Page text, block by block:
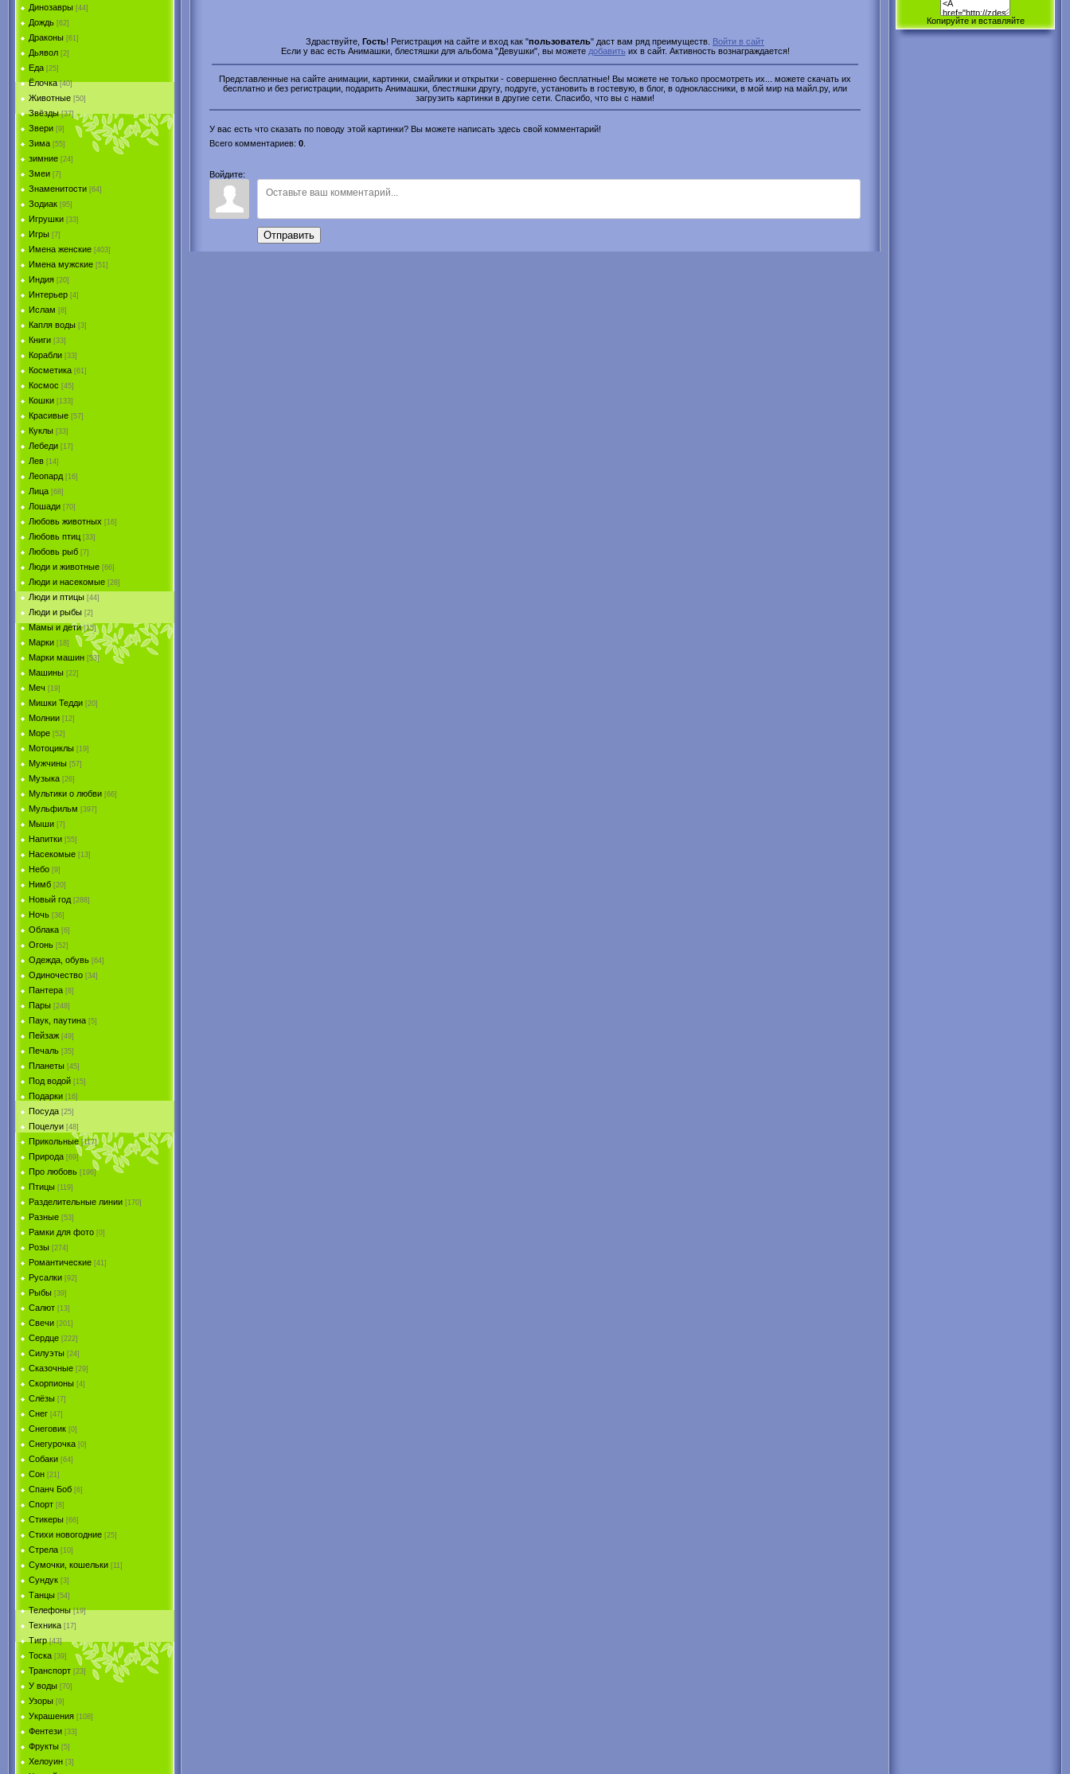
Динозавры [44]
Дождь [62]
Драконы [61]
Дьявол [2]
Еда [25]
Ёлочка [40]
Животные [50]
Звёзды [37]
Звери [9]
Зима [55]
зимние [24]
Змеи [7]
Знаменитости [64]
Зодиак [95]
Игрушки [33]
Игры [7]
Имена женские [403]
Имена мужские [51]
Индия [20]
Интерьер [4]
Ислам [8]
Капля воды [3]
Книги [33]
Корабли [33]
Косметика [61]
Космос [45]
Кошки [133]
Красивые [57]
Куклы [33]
Лебеди [17]
Лев [14]
Леопард [16]
Лица [68]
Лошади [70]
Любовь животных [16]
Любовь птиц [33]
Любовь рыб [7]
Люди и животные [66]
Люди и насекомые [28]
Люди и птицы [44]
Люди и рыбы [2]
Мамы и дети [15]
Марки [18]
Марки машин [53]
Машины [22]
Меч [19]
Мишки Тедди [20]
Молнии [12]
Море [52]
Мотоциклы [19]
Мужчины [57]
Музыка [26]
Мультики о любви [66]
Мульфильм [397]
Мыши [7]
Напитки [55]
Насекомые [13]
Небо [9]
Нимб [20]
Новый год [288]
Ночь [36]
Облака [6]
Огонь [52]
Одежда, обувь [64]
Одиночество [34]
Пантера [8]
Пары [248]
Паук, паутина [5]
Пейзаж [49]
Печаль [35]
Планеты [45]
Под водой [15]
Подарки [16]
Посуда [25]
Поцелуи [48]
Прикольные [117]
Природа [69]
Про любовь [196]
Птицы [119]
Разделительные линии [170]
Разные [53]
Рамки для фото [0]
Розы [274]
Романтические [41]
Русалки [92]
Рыбы [39]
Салют [13]
Свечи [201]
Сердце [222]
Силуэты [24]
Сказочные [29]
Скорпионы [4]
Слёзы [7]
Снег [47]
Снеговик [0]
Снегурочка [0]
Собаки [64]
Сон [21]
Спанч Боб [6]
Спорт [8]
Стикеры [66]
Стихи новогодние [25]
Стрела [10]
Сумочки, кошельки [11]
Сундук [3]
Танцы [54]
Телефоны [19]
Техника [17]
Тигр [43]
Тоска [39]
Транспорт [23]
У воды [70]
Узоры [9]
Украшения [108]
Фентези [33]
Фрукты [5]
Хелоуин [3]
Здраствуйте, Гость! Регистрация на сайте и вход как "пользователь" даст вам ряд преимуществ. Войти в сайт
Если у вас есть Анимашки, блестяшки для альбома "Девушки", вы можете добавить их в сайт. Активность вознаграждается!
Представленные на сайте анимации, картинки, смайлики и открытки - совершенно бесплатные! Вы можете не только просмотреть их... можете скачать их
бесплатно и без регистрации, подарить Анимашки, блестяшки другу, подруге, установить в гостевую, в блог, в одноклассники, в мой мир на майл.ру, или
загрузить картинки в другие сети. Спасибо, что вы с нами!
У вас есть что сказать по поводу этой картинки? Вы можете написать здесь свой комментарий!
Всего комментариев: 0
Войдите:
Отправить
Копируйте и вставляйте